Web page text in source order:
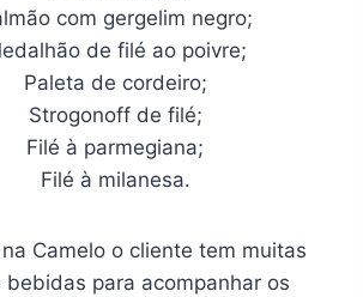
com gergelim negro;
de filé ao poivre;
Paleta de cordeiro;
Strogonoff de filé;
Filé à parmegiana;
Filé à milanesa.
Camelo o cliente tem muitas
bebidas para acompanhar os